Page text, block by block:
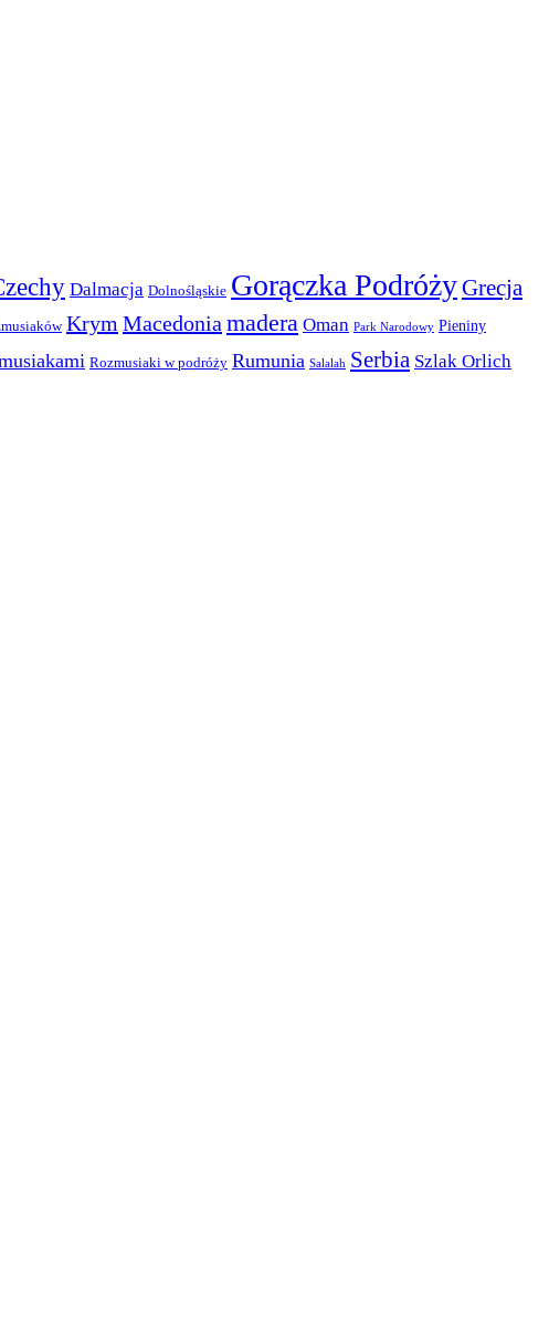
Dalmacja Dolnośląskie Gorączka PodróżyGrecja
Krym Macedonia madera Oman Park Narodowy Pieniny
Rozmusiaki w podróży Rumunia Salalah Serbia Szlak Orlich